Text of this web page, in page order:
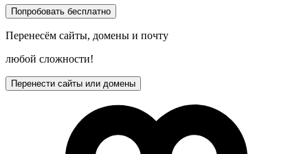
Попробовать бесплатно
Перенесём сайты, домены и почту
любой сложности!
Перенести сайты или домены